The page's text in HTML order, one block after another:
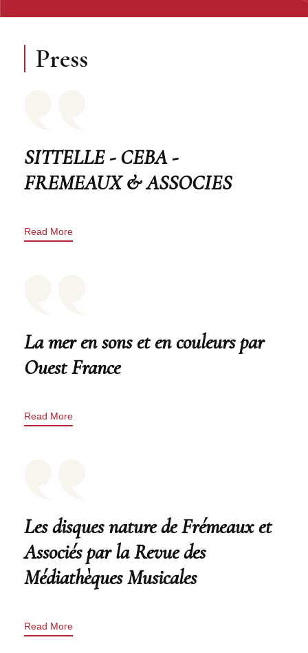
Press
SITTELLE - CEBA -
FREMEAUX & ASSOCIES
Read More
La mer en sons et en couleurs par
Ouest France
Read More
Les disques nature de Frémeaux et
Associés par la Revue des
Médiathèques Musicales
Read More